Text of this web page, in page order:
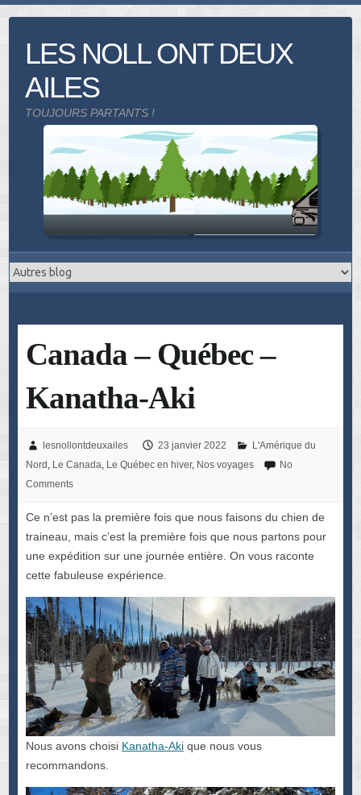
LES NOLL ONT DEUX
AILES
TOUJOURS PARTANTS !
Canada – Québec –
Kanatha-Aki
lesnollontdeuxailes 23 janvier 2022
L'Amérique du
Nord Le Canada Le Québec en hiver, Nos voyages
No
Comments
Ce n’est pas la première fois que nous faisons du chien de
traineau, mais c’est la première fois que nous partons pour
une expédition sur une journée entière. On vous raconte
cette fabuleuse expérience.
Nous avons choisi Kanatha-Akique nous vous
recommandons.